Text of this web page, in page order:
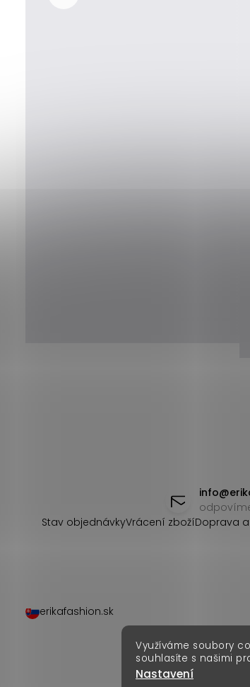
Využíváme soubory
souhlasíte s našimi
Nastavení
info@
Stav objednávkyVrácení zbožíDoprava
erikafashion.sk